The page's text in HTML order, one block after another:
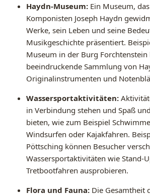
Haydn-Museum: Ein Museum,
Komponisten Joseph Haydn
Werke, sein Leben und seine
Musikgeschichte präsentiert.
Museum in der Burg
beeindruckende Sammlung von
Originalinstrumenten und
Wassersportaktivitäten:
in Verbindung stehen und Spaß
bieten, wie zum Beispiel
Windsurfen oder Kajakfahren.
Pöttsching können Besucher
Wassersportaktivitäten wie Stand-
Tretbootfahren ausprobieren.
Flora und Fauna: Die Gesamtheit